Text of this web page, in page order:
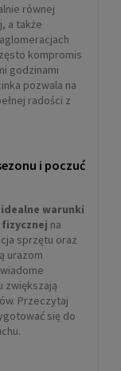
równej
a także
kompromis
godzinami
pozwala na
radości z
i poczuć
idealne warunki
na
sprzętu oraz
urazom
zwiększają
Przeczytaj
się do